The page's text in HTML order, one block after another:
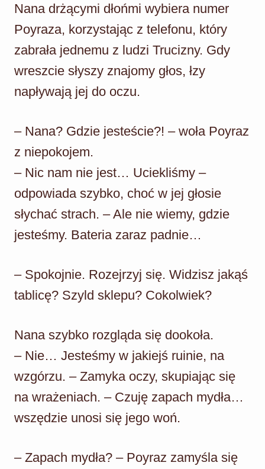
Nana drżącymi dłońmi wybiera numer
Poyraza, korzystając z telefonu, który
zabrała jednemu z ludzi Trucizny. Gdy
wreszcie słyszy znajomy głos, łzy
napływają jej do oczu.
– Nana? Gdzie jesteście?! – woła Poyraz
z niepokojem.
– Nic nam nie jest… Uciekliśmy –
odpowiada szybko, choć w jej głosie
słychać strach. – Ale nie wiemy, gdzie
jesteśmy. Bateria zaraz padnie…
– Spokojnie. Rozejrzyj się. Widzisz jakąś
tablicę? Szyld sklepu? Cokolwiek?
Nana szybko rozgląda się dookoła.
– Nie… Jesteśmy w jakiejś ruinie, na
wzgórzu. – Zamyka oczy, skupiając się
na wrażeniach. – Czuję zapach mydła…
wszędzie unosi się jego woń.
– Zapach mydła? – Poyraz zamyśla się